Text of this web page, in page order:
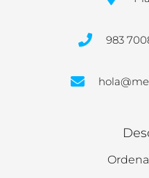
983